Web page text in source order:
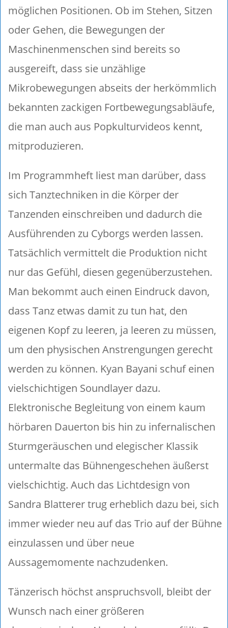
möglichen Positionen. Ob im Stehen, Sitzen
oder Gehen, die Bewegungen der
Maschinenmenschen sind bereits so
ausgereift, dass sie unzählige
Mikrobewegungen abseits der herkömmlich
bekannten zackigen Fortbewegungsabläufe,
die man auch aus Popkulturvideos kennt,
mitproduzieren.
Im Programmheft liest man darüber, dass
sich Tanztechniken in die Körper der
Tanzenden einschreiben und dadurch die
Ausführenden zu Cyborgs werden lassen.
Tatsächlich vermittelt die Produktion nicht
nur das Gefühl, diesen gegenüberzustehen.
Man bekommt auch einen Eindruck davon,
dass Tanz etwas damit zu tun hat, den
eigenen Kopf zu leeren, ja leeren zu müssen,
um den physischen Anstrengungen gerecht
werden zu können. Kyan Bayani schuf einen
vielschichtigen Soundlayer dazu.
Elektronische Begleitung von einem kaum
hörbaren Dauerton bis hin zu infernalischen
Sturmgeräuschen und elegischer Klassik
untermalte das Bühnengeschehen äußerst
vielschichtig. Auch das Lichtdesign von
Sandra Blatterer trug erheblich dazu bei, sich
immer wieder neu auf das Trio auf der Bühne
einzulassen und über neue
Aussagemomente nachzudenken.
Tänzerisch höchst anspruchsvoll, bleibt der
Wunsch nach einer größeren